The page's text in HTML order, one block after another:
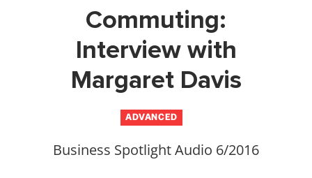
Commuting:
Interview with
Margaret Davis
ADVANCED
Business Spotlight Audio 6/2016